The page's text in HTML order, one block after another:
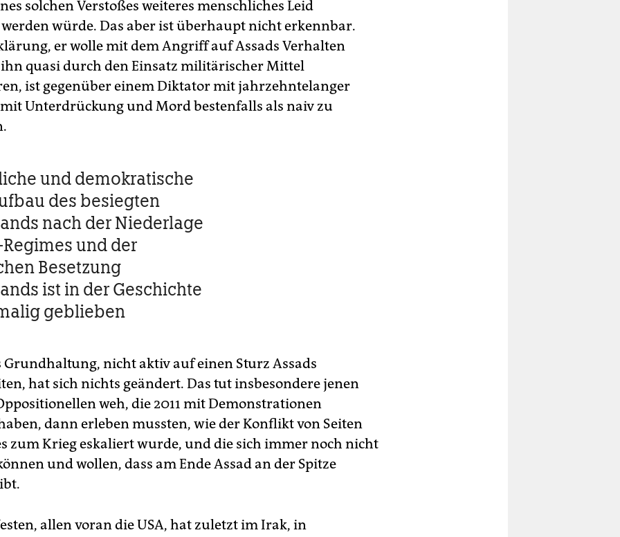
solchen Verstoßes weiteres menschliches Leid
würde. Das aber ist überhaupt nicht erkennbar.
er wolle mit dem Angriff auf Assads Verhalten
quasi durch den Einsatz militärischer Mittel
ist gegenüber einem Diktator mit jahrzehntelanger
Unterdrückung und Mord bestenfalls als naiv zu
und demokratische
des besiegten
nach der Niederlage
und der
Besetzung
ist in der Geschichte
geblieben
Grundhaltung, nicht aktiv auf einen Sturz Assads
hat sich nichts geändert. Das tut insbesondere jenen
weh, die 2011 mit Demonstrationen
dann erleben mussten, wie der Konflikt von Seiten
zum Krieg eskaliert wurde, und die sich immer noch nicht
und wollen, dass am Ende Assad an der Spitze
allen voran die USA, hat zuletzt im Irak, in